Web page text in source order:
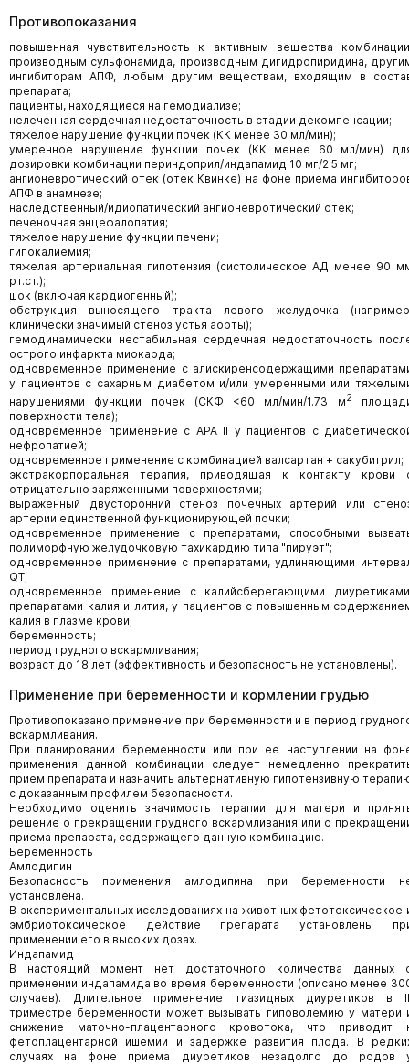
Противопоказания
повышенная чувствительность к активным вещества
производным сульфонамида, производным дигидропиридина,
ингибиторам АПФ, любым другим веществам, входящим в
препарата;
пациенты, находящиеся на гемодиализе;
нелеченная сердечная недостаточность в стадии декомпенсации;
тяжелое нарушение функции почек (КК менее 30 мл/мин);
умеренное нарушение функции почек (КК менее 60 мл/мин)
дозировки комбинации периндоприл/индапамид 10 мг/2.5 мг;
ангионевротический отек (отек Квинке) на фоне приема
АПФ в анамнезе;
наследственный/идиопатический ангионевротический отек;
печеночная энцефалопатия;
тяжелое нарушение функции печени;
гипокалиемия;
тяжелая артериальная гипотензия (систолическое АД менее 90
рт.ст.);
шок (включая кардиогенный);
обструкция выносящего тракта левого желудочка
клинически значимый стеноз устья аорты);
гемодинамически нестабильная сердечная недостаточность
острого инфаркта миокарда;
одновременное применение с алискиренсодержащими
у пациентов с сахарным диабетом и/или умеренными или
нарушениями функции почек (СКФ <60 мл/мин/1.73 м2
поверхности тела);
одновременное применение с АРА II у пациентов с
нефропатией;
одновременное применение с комбинацией валсартан + сакубитрил;
экстракорпоральная терапия, приводящая к контакту крови
отрицательно заряженными поверхностями;
выраженный двусторонний стеноз почечных артерий или
артерии единственной функционирующей почки;
одновременное применение с препаратами, способными
полиморфную желудочковую тахикардию типа "пируэт";
одновременное применение с препаратами, удлиняющими
QT;
одновременное применение с калийсберегающими
препаратами калия и лития, у пациентов с повышенным
калия в плазме крови;
беременность;
период грудного вскармливания;
возраст до 18 лет (эффективность и безопасность не установлены).
Применение при беременности и кормлении грудью
Противопоказано применение при беременности и в период
вскармливания.
При планировании беременности или при ее наступлении на
применения данной комбинации следует немедленно
прием препарата и назначить альтернативную гипотензивную
с доказанным профилем безопасности.
Необходимо оценить значимость терапии для матери и
решение о прекращении грудного вскармливания или о
приема препарата, содержащего данную комбинацию.
Беременность
Амлодипин
Безопасность применения амлодипина при беременности
установлена.
В экспериментальных исследованиях на животных фетотоксическое
эмбриотоксическое действие препарата установлены
применении его в высоких дозах.
Индапамид
В настоящий момент нет достаточного количества данных
применении индапамида во время беременности (описано менее
случаев). Длительное применение тиазидных диуретиков в
триместре беременности может вызывать гиповолемию у матери
снижение маточно-плацентарного кровотока, что приводит
фетоплацентарной ишемии и задержке развития плода. В
случаях на фоне приема диуретиков незадолго до родов